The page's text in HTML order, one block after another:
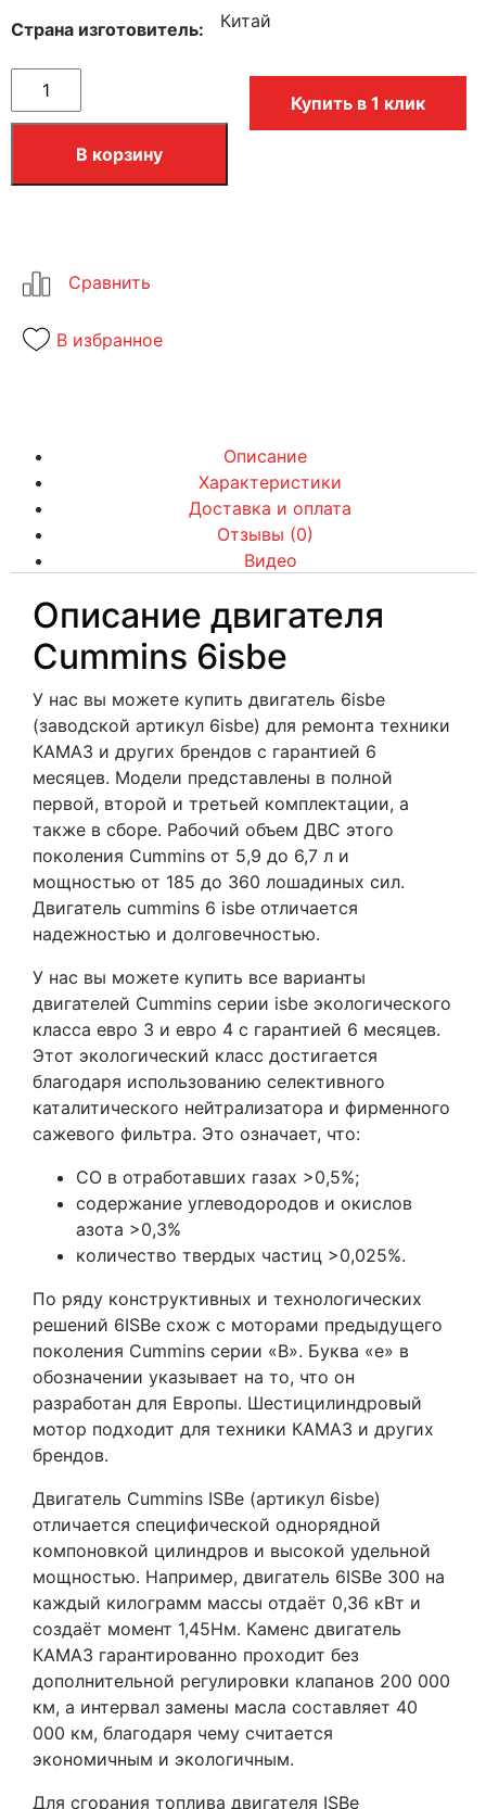
Страна изготовитель Китай
В корзину
Купить в 1 клик
В избранное
Описание
Характеристики
Доставка и оплата
Отзывы (0)
Видео
Описание двигателя
Cummins 6isbe
У нас вы можете купить двигатель 6isbe
(заводской артикул 6isbe) для ремонта техники
КАМАЗ и других брендов с гарантией 6
месяцев. Модели представлены в полной
первой, второй и третьей комплектации, а
также в сборе. Рабочий объем ДВС этого
поколения Cummins от 5,9 до 6,7 л и
мощностью от 185 до 360 лошадиных сил.
Двигатель cummins 6 isbe отличается
надежностью и долговечностью.
У нас вы можете купить все варианты
двигателей Cummins серии isbe экологического
класса евро 3 и евро 4 с гарантией 6 месяцев.
Этот экологический класс достигается
благодаря использованию селективного
каталитического нейтрализатора и фирменного
сажевого фильтра. Это означает, что:
СО в отработавших газах >0,5%;
содержание углеводородов и окислов
азота >0,3%
количество твердых частиц >0,025%.
По ряду конструктивных и технологических
решений 6ISBe схож с моторами предыдущего
поколения Cummins серии «В». Буква «е» в
обозначении указывает на то, что он
разработан для Европы. Шестицилиндровый
мотор подходит для техники КАМАЗ и других
брендов.
Двигатель Cummins ISBe (артикул 6isbe)
отличается специфической однорядной
компоновкой цилиндров и высокой удельной
мощностью. Например, двигатель 6ISBe 300 на
каждый килограмм массы отдаёт 0,36 кВт и
создаёт момент 1,45Нм. Каменс двигатель
КАМАЗ гарантированно проходит без
дополнительной регулировки клапанов 200 000
км, а интервал замены масла составляет 40
000 км, благодаря чему считается
экономичным и экологичным.
Для сгорания топлива двигателя ISBe